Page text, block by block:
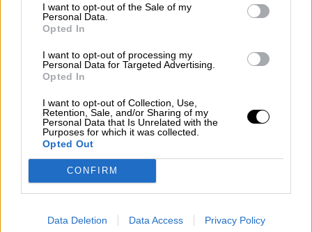
I want to opt-out of the Sale of my
Personal Data.
Opted In
I want to opt-out of processing my
Personal Data for Targeted Advertising.
Opted In
I want to opt-out of Collection, Use,
Retention, Sale, and/or Sharing of my
Personal Data that Is Unrelated with the
Purposes for which it was collected.
Opted Out
CONFIRM
Data Deletion Data Access Privacy Policy
El Conflicto de Oriente Medio:
Un Nuevo Orden Autoritario
Por Álvaro Frutos Rosado y Gabinete
Geopolítica de Crisis
Reconquista leonesa
Por Carlos Miranda
Clara Campoamor: Mi sueño,
mi pesadilla